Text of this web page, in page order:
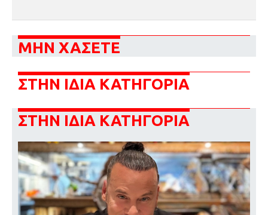
ΜΗΝ ΧΑΣΕΤΕ
ΣΤΗΝ ΙΔΙΑ ΚΑΤΗΓΟΡΙΑ
ΣΤΗΝ ΙΔΙΑ ΚΑΤΗΓΟΡΙΑ